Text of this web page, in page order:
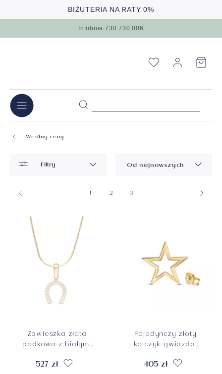
BIŻUTERIA NA RATY 0%
Infolinia 730 730 006
Według ceny
Filtry Od najnowszych
1 2 3
Zawieszka złota
podkowa z białymi
cyrkoniami, próba
585
527 zł
Pojedynczy złoty
kolczyk gwiazda,
próba 585
405 zł